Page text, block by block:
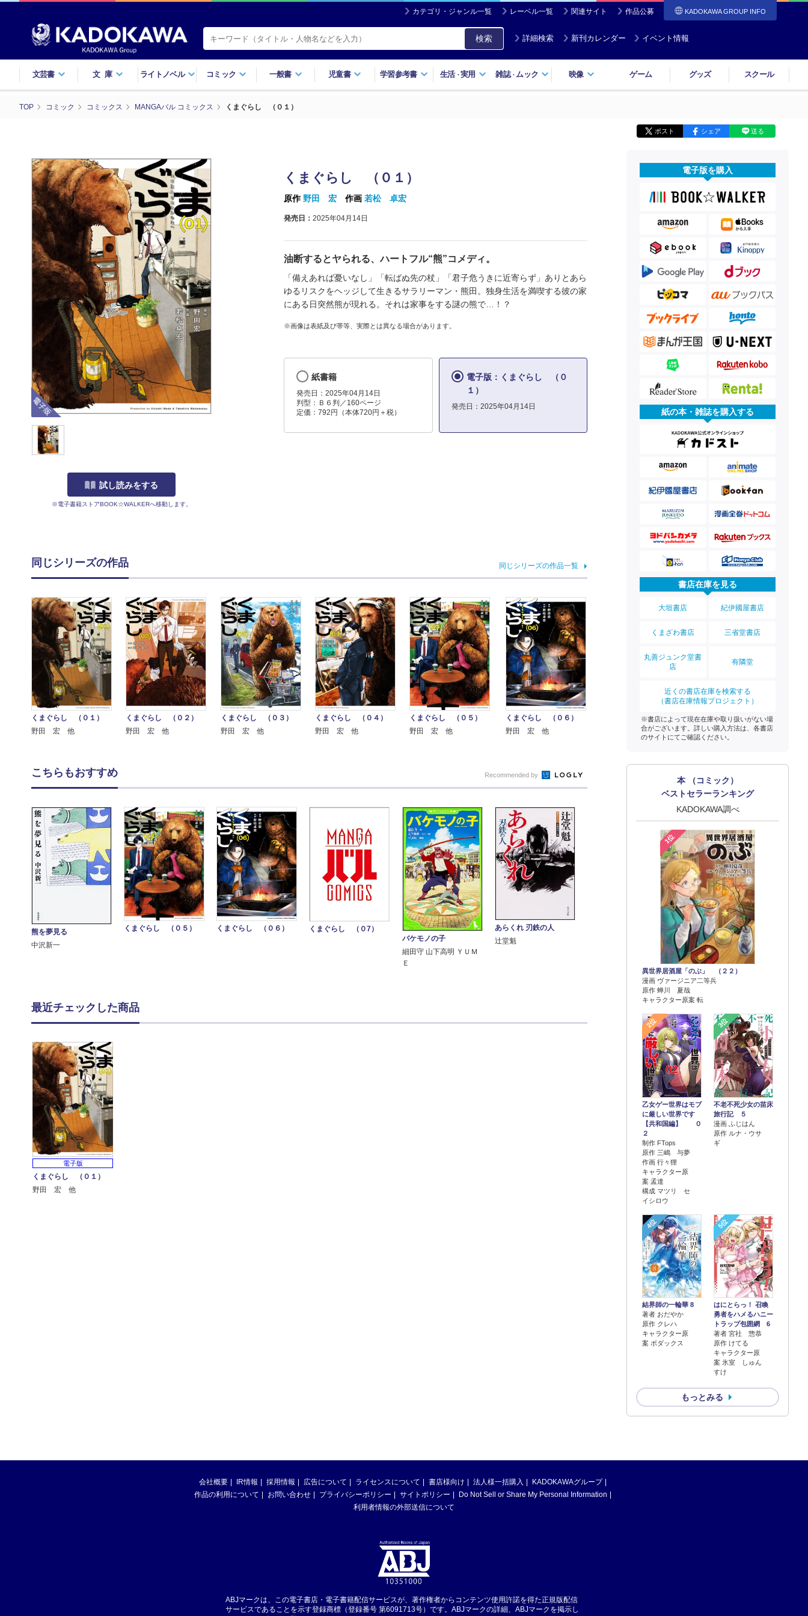
カテゴリ・ジャンル一覧 レーベル一覧 関連サイト 作品公募 KADOKAWA GROUP INFO
検索 詳細検索 新刊カレンダー イベント情報
文芸書 文庫 ライトノベル コミック 一般書 児童書 学習参考書 生活・実用 雑誌・ ムック 映像 ゲーム グッズ スクール
TOP コミック コミックス MANGAバル コミックス くまぐらし （０１）
ポスト シェア 送る
電子版
試し読みをする
※電子書籍ストアBOOK☆WALKERへ移動します。
くまぐらし （０１）
原作 野田 宏 作画 若松 卓宏
発売日： 2025年04月14日
油断するとヤられる、ハートフル“熊”コメディ。
「備えあれば憂いなし」「転ばぬ先の杖」「君子危うきに近寄らず」ありとあら
ゆるリスクをヘッジして生きるサラリーマン・熊田。独身生活を満喫する彼の家
にある日突然熊が現れる。それは家事をする謎の熊で…！？
※画像は表紙及び帯等、実際とは異なる場合があります。
紙書籍
発売日：2025年04月14日
判型：Ｂ６判／160ページ
定価：792円（本体720円＋税）
電子版：くまぐらし （０
１）
発売日：2025年04月14日
同じシリーズの作品 同じシリーズの作品一覧
くまぐらし （０１）
野田 宏 他
くまぐらし （０２）
野田 宏 他
くまぐらし （０３）
野田 宏 他
くまぐらし （０４）
野田 宏 他
くまぐらし （０５）
野田 宏 他
くまぐらし （０６）
野田 宏 他
電子版を購入
紙の本・雑誌を購入する
書店在庫を見る
大垣書店 紀伊國屋書店
くまざわ書店 三省堂書店
丸善ジュンク堂書
店
有隣堂
近くの書店在庫を検索する
（書店在庫情報プロジェクト）
※書店によって現在在庫や取り扱いがない場
合がございます。詳しい購入方法は、各書店
のサイトにてご確認ください。
本 （コミック）
ベストセラーランキング
KADOKAWA調べ
1位
異世界居酒屋「のぶ」 （２２）
漫画 ヴァージニア二等兵
原作 蝉川 夏哉
キャラクター原案 転
2位
乙女ゲー世界はモブ
に厳しい世界です
【共和国編】 ０
２
制作 FTops
原作 三嶋 与夢
作画 行々狸
キャラクター原
案 孟達
構成 マツリ セ
イシロウ
3位
不老不死少女の苗床
旅行記 ５
漫画 ふじはん
原作 ルナ・ウサ
ギ
4位
結界師の一輪華 8
著者 おだやか
原作 クレハ
キャラクター原
案 ボダックス
5位
はにとらっ！ 召喚
勇者をハメるハニー
トラップ包囲網 6
著者 宮社 惣恭
原作 けてる
キャラクター原
案 氷室 しゅん
すけ
もっとみる
こちらもおすすめ Recommended by
熊を夢見る
中沢新一
くまぐらし （０５） くまぐらし （０６）
くまぐらし （０7）
バケモノの子
細田守 山下高明 ＹＵＭ
Ｅ
あらくれ 刃鉄の人
辻堂魁
最近チェックした商品
電子版
くまぐらし （０１）
野田 宏 他
会社概要 IR情報 採用情報 広告について ライセンスについて 書店様向け 法人様一括購入
KADOKAWAグループ
作品の利用について
お問い合わせ プライバシーポリシー サイトポリシー
Do Not Sell or Share My Personal Information
利用者情報の外部送信について
ABJマークは、この電子書店・電子書籍配信サービスが、著作権者からコンテンツ使用許諾を得た正規版配信
サービスであることを示す登録商標（登録番号 第6091713号）です。ABJマークの詳細、ABJマークを掲示し